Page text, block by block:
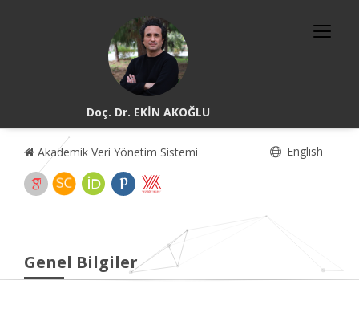
Doç. Dr. EKİN AKOĞLU
Akademik Veri Yönetim Sistemi English
Genel Bilgiler